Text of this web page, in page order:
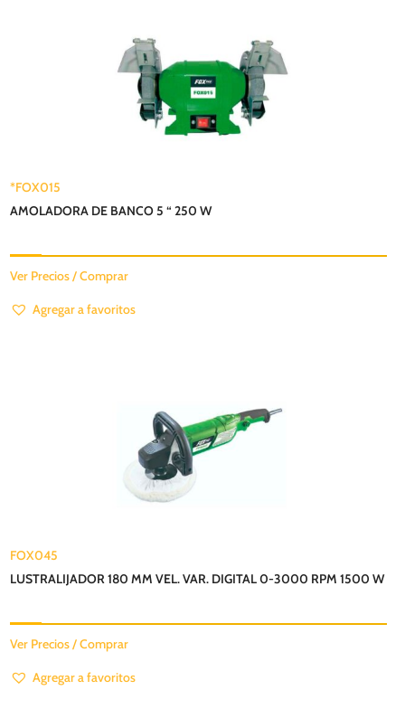
*FOX015
AMOLADORA DE BANCO 5 “ 250 W
Ver Precios / Comprar
Agregar a favoritos
FOX045
LUSTRALIJADOR 180 MM VEL. VAR. DIGITAL 0-3000 RPM 1500 W
Ver Precios / Comprar
Agregar a favoritos